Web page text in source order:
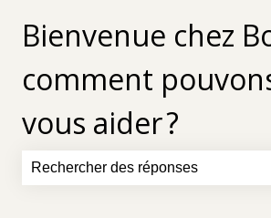
Bienvenue chez
comment
vous aider ?